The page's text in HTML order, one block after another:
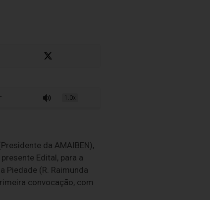
Geral Extraordinária 1.0x
da AMAIBEN),
Edital, para a
Piedade (R. Raimunda
convocação, com